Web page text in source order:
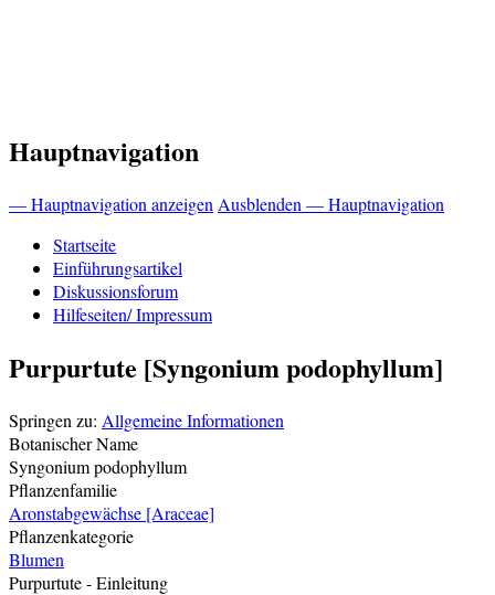
Hauptnavigation
— Hauptnavigation anzeigen Ausblenden — Hauptnavigation
Startseite
Einführungsartikel
Diskussionsforum
Hilfeseiten/ Impressum
Purpurtute [Syngonium podophyllum]
Springen zu: Allgemeine Informationen
Botanischer Name
Syngonium podophyllum
Pflanzenfamilie
Aronstabgewächse [Araceae]
Pflanzenkategorie
Blumen
Purpurtute- Einleitung